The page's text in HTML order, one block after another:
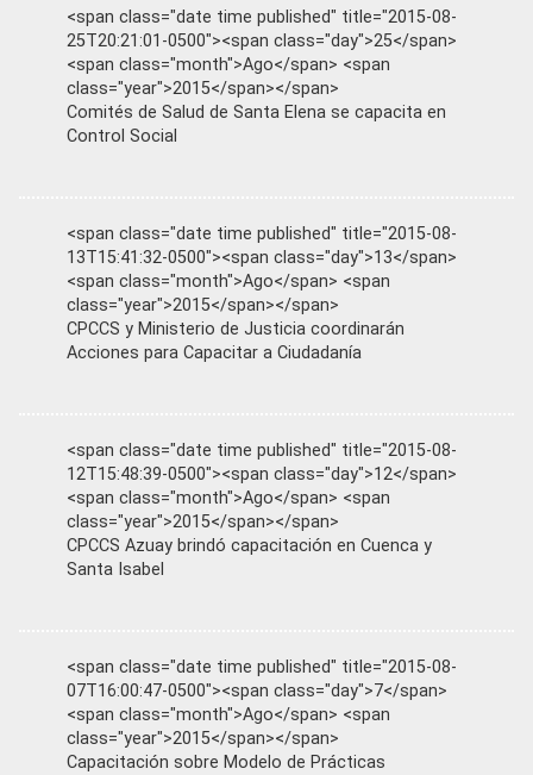
<span class="date time published" title="2015-08-
25T20:21:01-0500"><span class="day">25</span>
<span class="month">Ago</span> <span
class="year">2015</span></span>
Comités de Salud de Santa Elena se capacita en
Control Social
<span class="date time published" title="2015-08-
13T15:41:32-0500"><span class="day">13</span>
<span class="month">Ago</span> <span
class="year">2015</span></span>
CPCCS y Ministerio de Justicia coordinarán
Acciones para Capacitar a Ciudadanía
<span class="date time published" title="2015-08-
12T15:48:39-0500"><span class="day">12</span>
<span class="month">Ago</span> <span
class="year">2015</span></span>
CPCCS Azuay brindó capacitación en Cuenca y
Santa Isabel
<span class="date time published" title="2015-08-
07T16:00:47-0500"><span class="day">7</span>
<span class="month">Ago</span> <span
class="year">2015</span></span>
Capacitación sobre Modelo de Prácticas